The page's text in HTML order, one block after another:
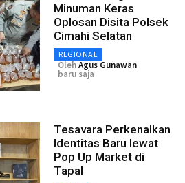
Minuman Keras
Oplosan Disita Polsek
Cimahi Selatan
REGIONAL
OlehAgus Gunawan
baru saja
Tesavara Perkenalkan
Identitas Baru lewat
Pop Up Market di
Tapal